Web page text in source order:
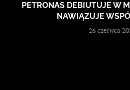
PETRONAS DEBIUTUJE W
NAWIĄZUJE
26 czerwca